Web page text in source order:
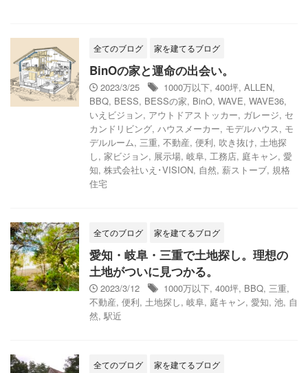
全てのブログ 家を建てるブログ
BinOの家と運命の出会い。
2023/3/25 1000万以下, 400坪, ALLEN,
BBQ, BESS, BESSの家, BinO, WAVE, WAVE36,
いえビジョン, アウトドアストッカー, ガレージ, セ
カンドリビング, ハウスメーカー, モデルハウス, モ
デルルーム, 三重, 不動産, 便利, 吹き抜け, 土地探
し, 家ビジョン, 展示場, 岐阜, 工務店, 庭キャン, 愛
知, 株式会社いえ･VISION, 自然, 薪ストーブ, 規格
住宅
全てのブログ 家を建てるブログ
愛知・岐阜・三重で土地探し。理想の
土地がついに見つかる。
2023/3/12 1000万以下, 400坪, BBQ, 三重,
不動産, 便利, 土地探し, 岐阜, 庭キャン, 愛知, 池, 自
然, 駅近
全てのブログ 家を建てるブログ